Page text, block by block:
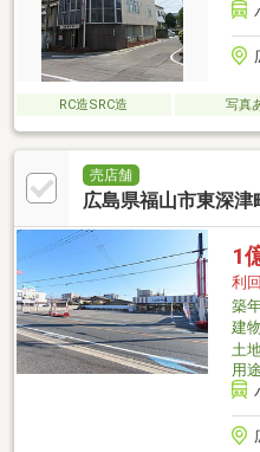
RC造SRC造 写真
売店舗
広島県福山市東深津
1
利
築
建
土
用